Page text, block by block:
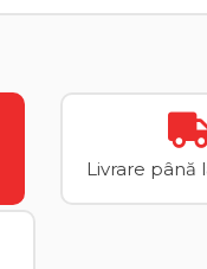
Livrare până